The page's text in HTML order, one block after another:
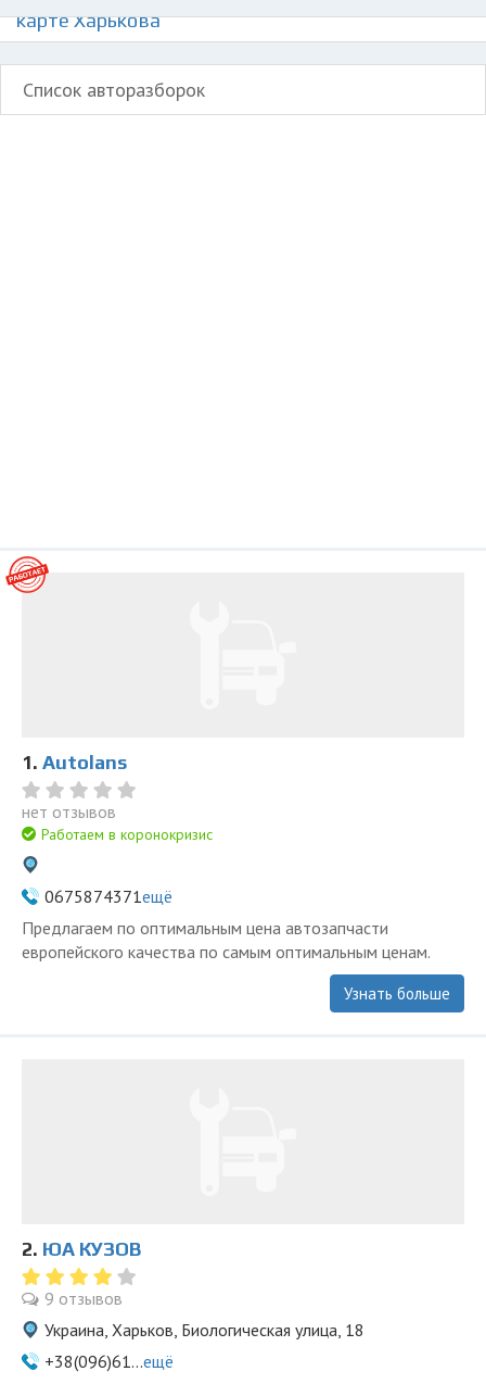
карте Харькова
Список авторазборок
1. Autоlans
нет отзывов
Работаем в коронокризис
0675874371ещё
Предлагаем по оптимальным цена автозапчасти
европейского качества по самым оптимальным ценам.
Узнать больше
2. ЮА КУЗОВ
9 отзывов
Украина, Харьков, Биологическая улица, 18
+38(096)61...ещё